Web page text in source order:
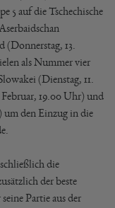
5 auf die Tschechische
13.
als Nummer vier
(Dienstag, 11.
19.00 Uhr) und
um den Einzug in die
die
der beste
Partie aus der